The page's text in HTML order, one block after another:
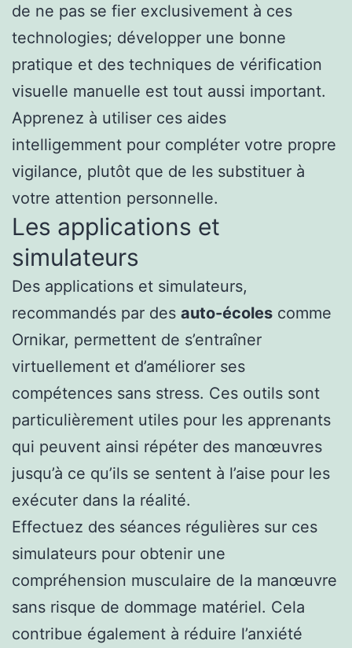
de ne pas se fier exclusivement à ces
technologies; développer une bonne
pratique et des techniques de vérification
visuelle manuelle est tout aussi important.
Apprenez à utiliser ces aides
intelligemment pour compléter votre propre
vigilance, plutôt que de les substituer à
votre attention personnelle.
Les applications et
simulateurs
Des applications et simulateurs,
recommandés par des auto-écoles comme
Ornikar, permettent de s’entraîner
virtuellement et d’améliorer ses
compétences sans stress. Ces outils sont
particulièrement utiles pour les apprenants
qui peuvent ainsi répéter des manœuvres
jusqu’à ce qu’ils se sentent à l’aise pour les
exécuter dans la réalité.
Effectuez des séances régulières sur ces
simulateurs pour obtenir une
compréhension musculaire de la manœuvre
sans risque de dommage matériel. Cela
contribue également à réduire l’anxiété